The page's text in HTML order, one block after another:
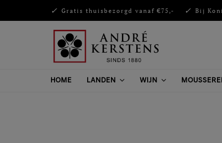
Gratis thuisbezorgd vanaf €75,- Bij
HOME LANDEN WIJN